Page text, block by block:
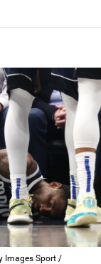
Images Sport /